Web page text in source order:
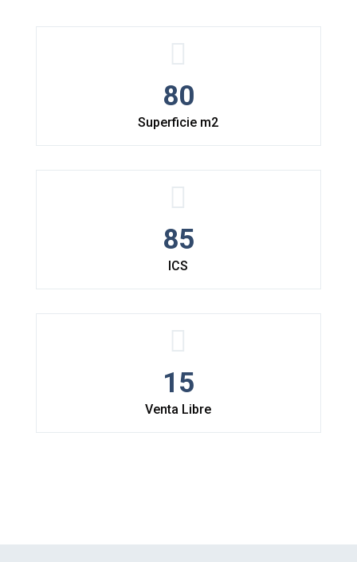
80
Superficie m2
85
ICS
15
Venta Libre